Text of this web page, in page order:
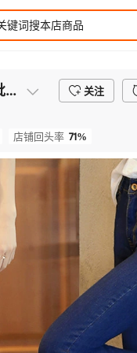
揭阳市揭东区新亨镇圆圆服饰批发部
关注
店铺回头率 71%